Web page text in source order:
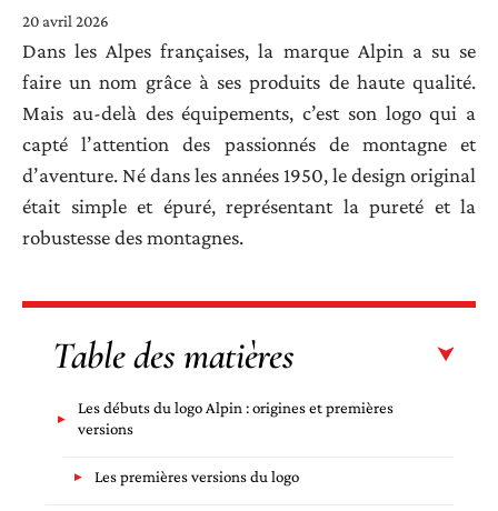
20 avril 2026
Dans les Alpes françaises, la marque Alpin a su se
faire un nom grâce à ses produits de haute qualité.
Mais au-delà des équipements, c’est son logo qui a
capté l’attention des passionnés de montagne et
d’aventure. Né dans les années 1950, le design original
était simple et épuré, représentant la pureté et la
robustesse des montagnes.
Table des matières
Les débuts du logo Alpin : origines et premières
versions
Les premières versions du logo